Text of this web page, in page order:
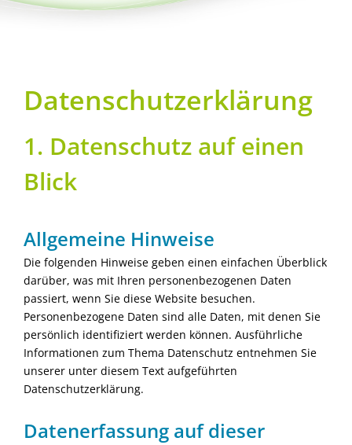
Datenschutzerklärung
1. Datenschutz auf einen
Blick
Allgemeine Hinweise
Die folgenden Hinweise geben einen einfachen Überblick
darüber, was mit Ihren personenbezogenen Daten
passiert, wenn Sie diese Website besuchen.
Personenbezogene Daten sind alle Daten, mit denen Sie
persönlich identifiziert werden können. Ausführliche
Informationen zum Thema Datenschutz entnehmen Sie
unserer unter diesem Text aufgeführten
Datenschutzerklärung.
Datenerfassung auf dieser